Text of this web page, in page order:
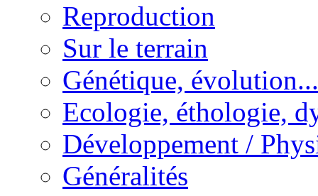
Reproduction
Sur le terrain
Génétique, évolution...
Ecologie, éthologie,
Développement /
Généralités